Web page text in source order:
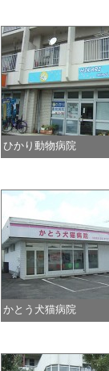
ひかり動物病院
かとう犬猫病院